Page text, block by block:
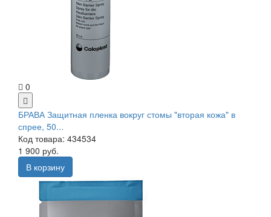
0
БРАВА Защитная пленка вокруг стомы "вторая кожа" в
спрее, 50...
Код товара: 434534
1 900 руб.
В корзину